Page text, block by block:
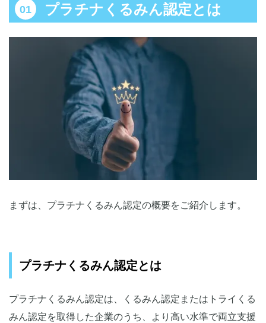
プラチナくるみん認定とは
まずは、プラチナくるみん認定の概要をご紹介します。
プラチナくるみん認定とは
プラチナくるみん認定は、くるみん認定またはトライくる
みん認定を取得した企業のうち、より高い水準で両立支援